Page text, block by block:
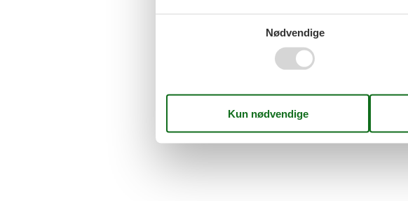
Sommerhus med hund på
Luksus sommerhuse på Als
Nødvendige